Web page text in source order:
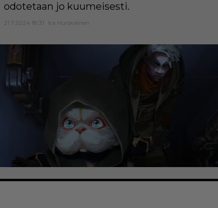
odotetaan jo kuumeisesti.
21.7.2024 18:31 Ira Hurskainen